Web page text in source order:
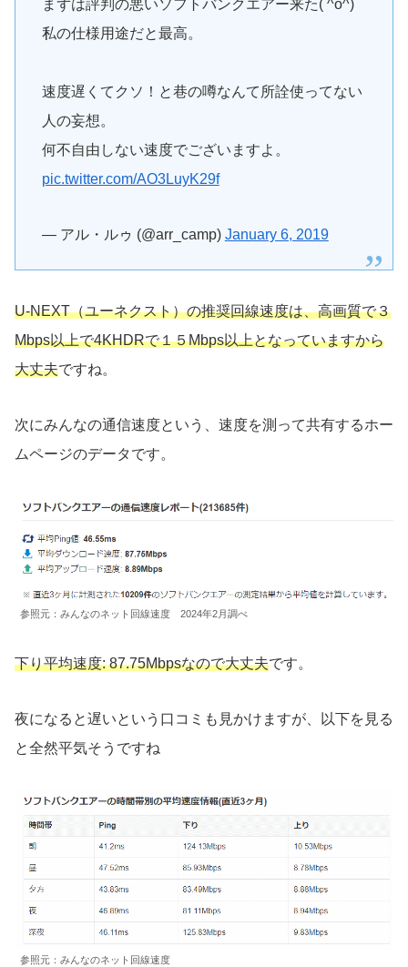
まずは評判の悪いソフトバンクエアー来た( ^o^)
私の仕様用途だと最高。
速度遅くてクソ！と巷の噂なんて所詮使ってない
人の妄想。
何不自由しない速度でございますよ。
pic.twitter.com/AO3LuyK29f
— アル・ルゥ (@arr_camp) January 6, 2019
U-NEXT（ユーネクスト）の推奨回線速度は、高画質で３
Mbps以上で4KHDRで１５Mbps以上となっていますから
大丈夫ですね。
次にみんなの通信速度という、速度を測って共有するホー
ムページのデータです。
参照元：みんなのネット回線速度 2024年2月調べ
下り平均速度: 87.75Mbpsなので大丈夫です。
夜になると遅いという口コミも見かけますが、以下を見る
と全然平気そうですね
参照元：みんなのネット回線速度